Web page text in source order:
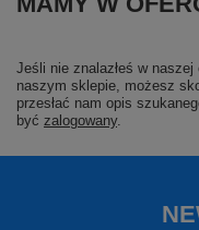
Jeśli nie znalazłeś w
naszym sklepie, możesz
przesłać nam opis
być zalogowany.